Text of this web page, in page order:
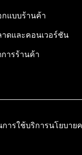
กแบบร้านค้า
าดและคอนเวอร์ชัน
ารร้านค้า
ารใช้บริการนโยบาย